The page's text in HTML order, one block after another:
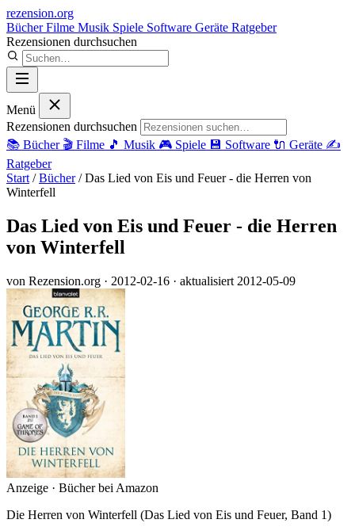
rezension.org
BücherFilme Musik Spiele Software Geräte Ratgeber
Rezensionen durchsuchen
Menü
Rezensionen durchsuchen
📚 Bücher 🎬 Filme 🎵 Musik 🎮 Spiele 💾 Software 🔌 Geräte ✍️
Ratgeber
Start / Bücher / Das Lied von Eis und Feuer - die Herren von
Winterfell
Das Lied von Eis und Feuer - die Herren
von Winterfell
von Rezension.org · 2012-02-16 · aktualisiert 2012-05-09
Anzeige · Bücher bei Amazon
Die Herren von Winterfell (Das Lied von Eis und Feuer, Band 1)